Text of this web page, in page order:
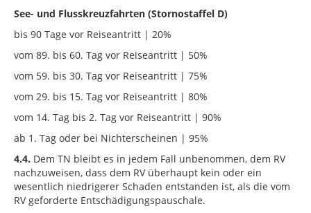
See- und Flusskreuzfahrten (Stornostaffel D)
bis 90 Tage vor Reiseantritt | 20%
vom 89. bis 60. Tag vor Reiseantritt | 50%
vom 59. bis 30. Tag vor Reiseantritt | 75%
vom 29. bis 15. Tag vor Reiseantritt | 80%
vom 14. Tag bis 2. Tag vor Reiseantritt | 90%
ab 1. Tag oder bei Nichterscheinen | 95%
4.4. Dem TN bleibt es in jedem Fall unbenommen, dem RV
nachzuweisen, dass dem RV überhaupt kein oder ein
wesentlich niedrigerer Schaden entstanden ist, als die vom
RV geforderte Entschädigungspauschale.